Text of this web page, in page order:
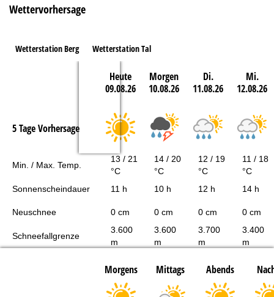
Wettervorhersage
Wetterstation Berg Wetterstation Tal
Heute
09.08.26
Morgen
10.08.26
Di.
11.08.26
Mi.
12.08.26
5 Tage Vorhersage
Min. / Max. Temp.
13 / 21
°C
14 / 20
°C
12 / 19
°C
11 / 18
°C
Sonnenscheindauer
11 h 10 h 12 h 14 h
Neuschnee 0 cm 0 cm 0 cm 0 cm
Schneefallgrenze
3.600
m
3.600
m
3.700
m
3.400
m
Morgens Mittags Abends